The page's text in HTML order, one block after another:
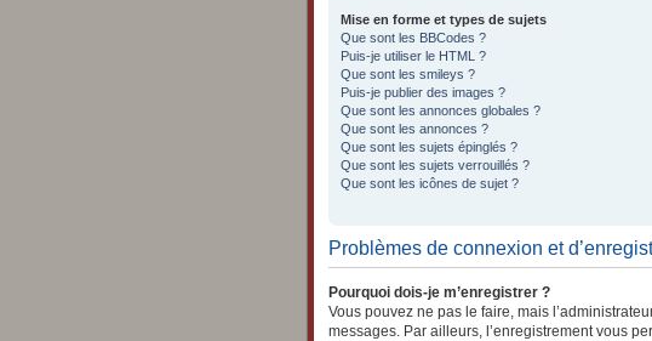
Mise en forme et types de sujets
Que sont les BBCodes ?
Puis-je utiliser le HTML ?
Que sont les smileys ?
Puis-je publier des images ?
Que sont les annonces globales ?
Que sont les annonces ?
Que sont les sujets épinglés ?
Que sont les sujets verrouillés ?
Que sont les icônes de sujet ?
Problèmes de connexion et
Pourquoi dois-je m’enregistrer ?
Vous pouvez ne pas le faire, mais
messages. Par ailleurs, l’enregistrement vous